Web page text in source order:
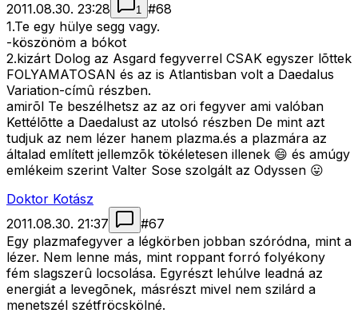
2011.08.30. 23:28 1 #68
1.Te egy hülye segg vagy.
-köszönöm a bókot
2.kizárt Dolog az Asgard fegyverrel CSAK egyszer lõttek
FOLYAMATOSAN és az is Atlantisban volt a Daedalus
Variation-címû részben.
amirõl Te beszélhetsz az az ori fegyver ami valóban
Kettélõtte a Daedalust az utolsó részben De mint azt
tudjuk az nem lézer hanem plazma.és a plazmára az
általad említett jellemzõk tökéletesen illenek 😄 és amúgy
emlékeim szerint Valter Sose szolgált az Odyssen 😛
Doktor Kotász
2011.08.30. 21:37
#67
Egy plazmafegyver a légkörben jobban szóródna, mint a
lézer. Nem lenne más, mint roppant forró folyékony
fém slagszerû locsolása. Egyrészt lehúlve leadná az
energiát a levegõnek, másrészt mivel nem szilárd a
menetszél szétfröcskölné.